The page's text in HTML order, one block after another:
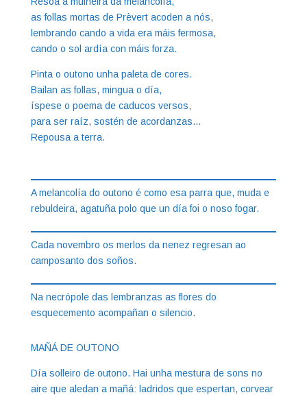
as follas mortas de Prèvert acoden a nós,
lembrando cando a vida era máis fermosa,
cando o sol ardía con máis forza.
Pinta o outono unha paleta de cores.
Bailan as follas, mingua o día,
íspese o poema de caducos versos,
para ser raíz, sostén de acordanzas…
Repousa a terra.
A melancolía do outono é como esa parra que, muda e
rebuldeira, agatuña polo que un día foi o noso fogar.
Cada novembro os merlos da nenez regresan ao
camposanto dos soños.
Na necrópole das lembranzas as flores do
esquecemento acompañan o silencio.
MAÑÁ DE OUTONO
Día solleiro de outono. Hai unha mestura de sons no
aire que aledan a mañá: ladridos que espertan, corvear